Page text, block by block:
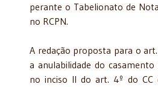
perante o Tabelionato de
no RCPN.
A redação proposta para o
a anulabilidade do casamento
no inciso II do art. 4º do CC